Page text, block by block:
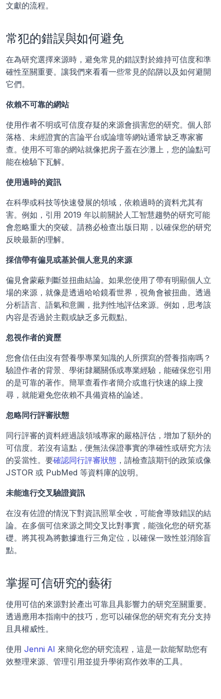
文獻的流程。
常犯的錯誤與如何避免
在為研究選擇來源時，避免常見的錯誤對於維持可信度和準
確性至關重要。讓我們來看看一些常見的陷阱以及如何避開
它們。
依賴不可靠的網站
使用作者不明或可信度存疑的來源會損害您的研究。個人部
落格、未經證實的言論平台或論壇等網站通常缺乏專家審
查。使用不可靠的網站就像把房子蓋在沙灘上，您的論點可
能在檢驗下瓦解。
使用過時的資訊
在科學或科技等快速發展的領域，依賴過時的資料尤其有
害。例如，引用 2019 年以前關於人工智慧趨勢的研究可能
會忽略重大的突破。請務必檢查出版日期，以確保您的研究
反映最新的理解。
採信帶有偏見或基於個人意見的來源
偏見會蒙蔽判斷並扭曲結論。如果您使用了帶有明顯個人立
場的來源，就像是透過哈哈鏡看世界，視角會被扭曲。透過
分析語言、語氣和意圖，批判性地評估來源。例如，思考該
內容是否過於主觀或缺乏多元觀點。
忽視作者的資歷
您會信任由沒有營養學專業知識的人所撰寫的營養指南嗎？
驗證作者的背景、學術隸屬關係或專業經驗，能確保您引用
的是可靠的著作。簡單查看作者簡介或進行快速的線上搜
尋，就能避免您依賴不具備資格的論述。
忽略同行評審狀態
同行評審的資料經過該領域專家的嚴格評估，增加了額外的
可信度。若沒有這點，便無法保證事實的準確性或研究方法
的妥當性。要確認同行評審狀態 ，請檢查該期刊的政策或像
JSTOR 或 PubMed 等資料庫的說明。
未能進行交叉驗證資訊
在沒有佐證的情況下對資訊照單全收，可能會導致錯誤的結
論。在多個可信來源之間交叉比對事實，能強化您的研究基
礎。將其視為將數據進行三角定位，以確保一致性並消除盲
點。
掌握可信研究的藝術
使用可信的來源對於產出可靠且具影響力的研究至關重要。
透過應用本指南中的技巧，您可以確保您的研究有充分支持
且具權威性。
使用 Jenni AI 來簡化您的研究流程，這是一款能幫助您有
效整理來源、管理引用並提升學術寫作效率的工具。